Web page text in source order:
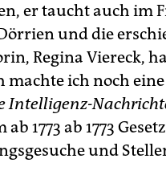
er taucht auch im
und die
Regina Viereck,
machte ich noch
Intelligenz-
1773 ab 1773
und